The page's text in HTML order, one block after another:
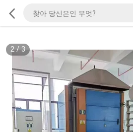
2/3